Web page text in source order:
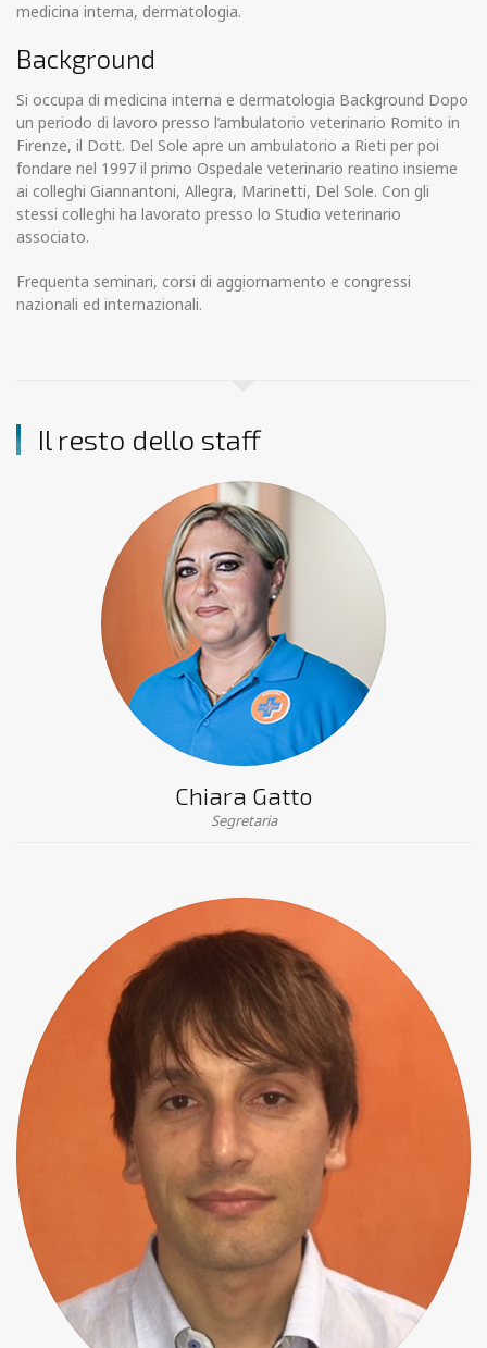
medicina interna, dermatologia.
Background
Si occupa di medicina interna e dermatologia Background Dopo
un periodo di lavoro presso l’ambulatorio veterinario Romito in
Firenze, il Dott. Del Sole apre un ambulatorio a Rieti per poi
fondare nel 1997 il primo Ospedale veterinario reatino insieme
ai colleghi Giannantoni, Allegra, Marinetti, Del Sole. Con gli
stessi colleghi ha lavorato presso lo Studio veterinario
associato.
Frequenta seminari, corsi di aggiornamento e congressi
nazionali ed internazionali.
Il resto dello staff
Chiara Gatto
Segretaria